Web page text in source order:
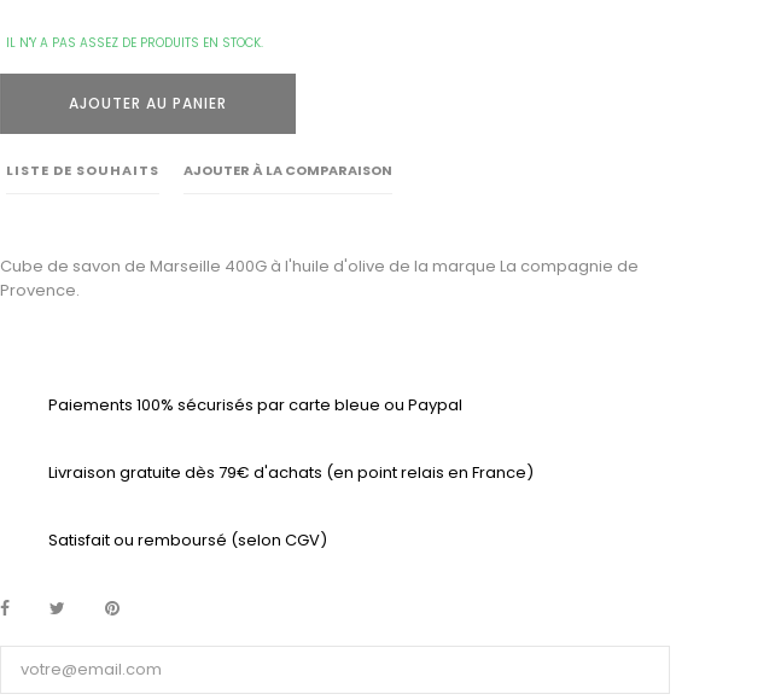
IL N'Y A PAS ASSEZ DE PRODUITS EN STOCK.
AJOUTER AU PANIER
LISTE DE SOUHAITS AJOUTER À LA COMPARAISON
Cube de savon de Marseille 400G à l'huile d'olive de la marque La compagnie de
Provence.
Paiements 100% sécurisés par carte bleue ou Paypal
Livraison gratuite dès 79€ d'achats (en point relais en France)
Satisfait ou remboursé (selon CGV)